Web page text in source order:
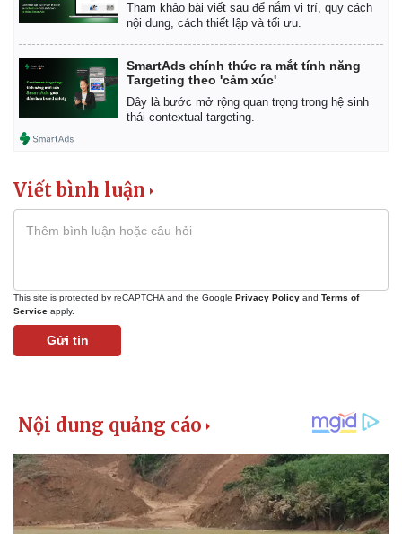
Tham khảo bài viết sau để nắm vị trí, quy cách
nội dung, cách thiết lập và tối ưu.
SmartAds chính thức ra mắt tính năng
Targeting theo 'cảm xúc'
Đây là bước mở rộng quan trọng trong hệ sinh
thái contextual targeting.
Viết bình luận
This site is protected by reCAPTCHA and the Google Privacy Policy and Terms of
Service apply.
Gửi tin